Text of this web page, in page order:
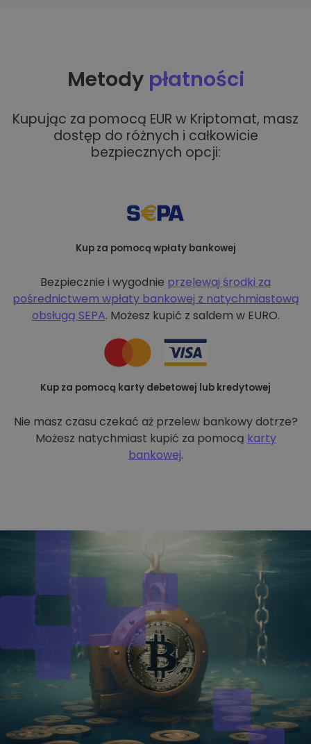
Metody płatności
Kupując za pomocą EUR w Kriptomat, masz
dostęp do różnych i całkowicie
bezpiecznych opcji:
Kup za pomocą wpłaty bankowej
Bezpiecznie i wygodnie przelewaj środki za
pośrednictwem wpłaty bankowej z natychmiastową
obsługą SEPA. Możesz kupić z saldem w EURO.
Kup za pomocą karty debetowej lub kredytowej
Nie masz czasu czekać aż przelew bankowy dotrze?
Możesz natychmiast kupić za pomocą karty
bankowej.